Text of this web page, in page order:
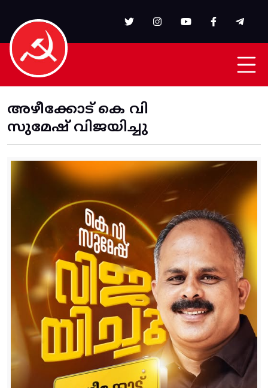
അഴീക്കോട് കെ വി
സുമേഷ് വിജയിച്ചു